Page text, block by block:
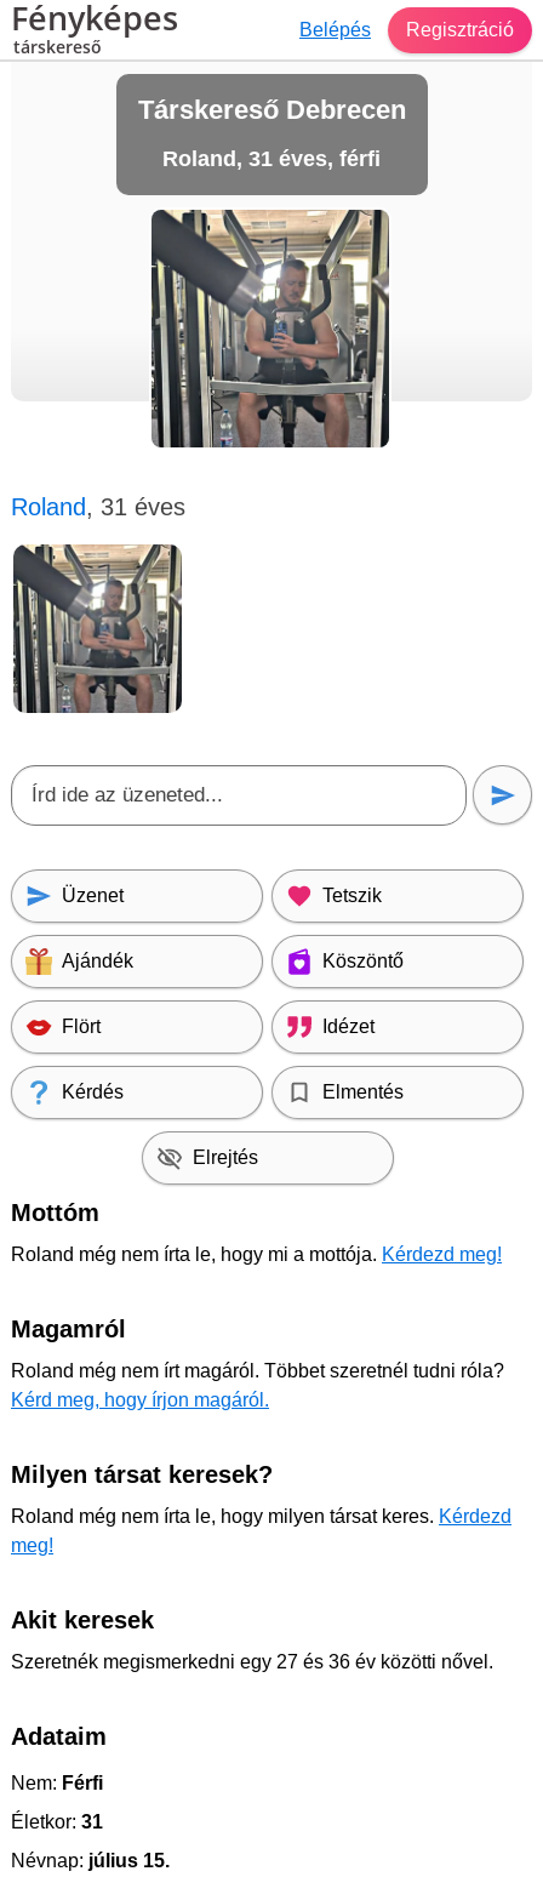
Fényképes
társkereső
Belépés Regisztráció
Társkereső Debrecen
Roland, 31 éves, férfi
Roland, 31 éves
Üzenet Tetszik
Ajándék Köszöntő
Flört Idézet
Kérdés Elmentés
Elrejtés
Mottóm
Roland még nem írta le, hogy mi a mottója. Kérdezd meg!
Magamról
Roland még nem írt magáról. Többet szeretnél tudni róla?
Kérd meg, hogy írjon magáról.
Milyen társat keresek?
Roland még nem írta le, hogy milyen társat keres. Kérdezd
meg!
Akit keresek
Szeretnék megismerkedni egy 27 és 36 év közötti nővel.
Adataim
Nem: Férfi
Életkor: 31
Névnap: július 15.